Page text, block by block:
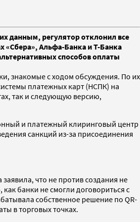
данным, регулятор отклонил все
«Сбера», Альфа-Банка и Т-Банка
способов оплаты
знакомые с ходом обсуждения. По их
платежных карт (НСПК) на
так и следующую версию,
и платежный клиринговый центр
санкций из-за присоединения
что не против создания не
банки не смогли договориться с
собственное решение по QR-
в торговых точках.